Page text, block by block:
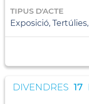
TIPUS D'ACTE
Exposició,
DIVENDRES 17